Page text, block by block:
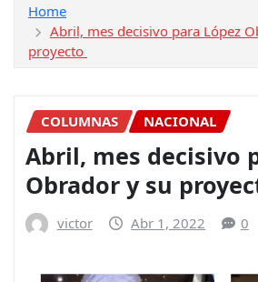
Home
Abril, mes decisivo para López
proyecto
COLUMNAS NACIONAL
Abril, mes decisivo
Obrador y su
victor Abr 1, 2022 0